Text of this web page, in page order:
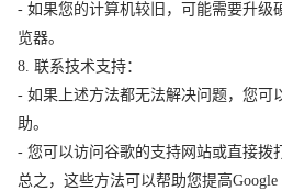
- 如果您的计算机较旧，可能需要升级
览器。
8. 联系技术支持：
- 如果上述方法都无法解决问题，您可
助。
- 您可以访问谷歌的支持网站或直接拨
总之，这些方法可以帮助您提高Google